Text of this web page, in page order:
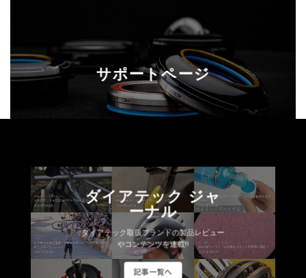
サポートページ
ダイアテック ジャ
ーナル
ダイアテック取扱ブランドの製品レビュー
やコンテンツを連載!!
記事一覧へ